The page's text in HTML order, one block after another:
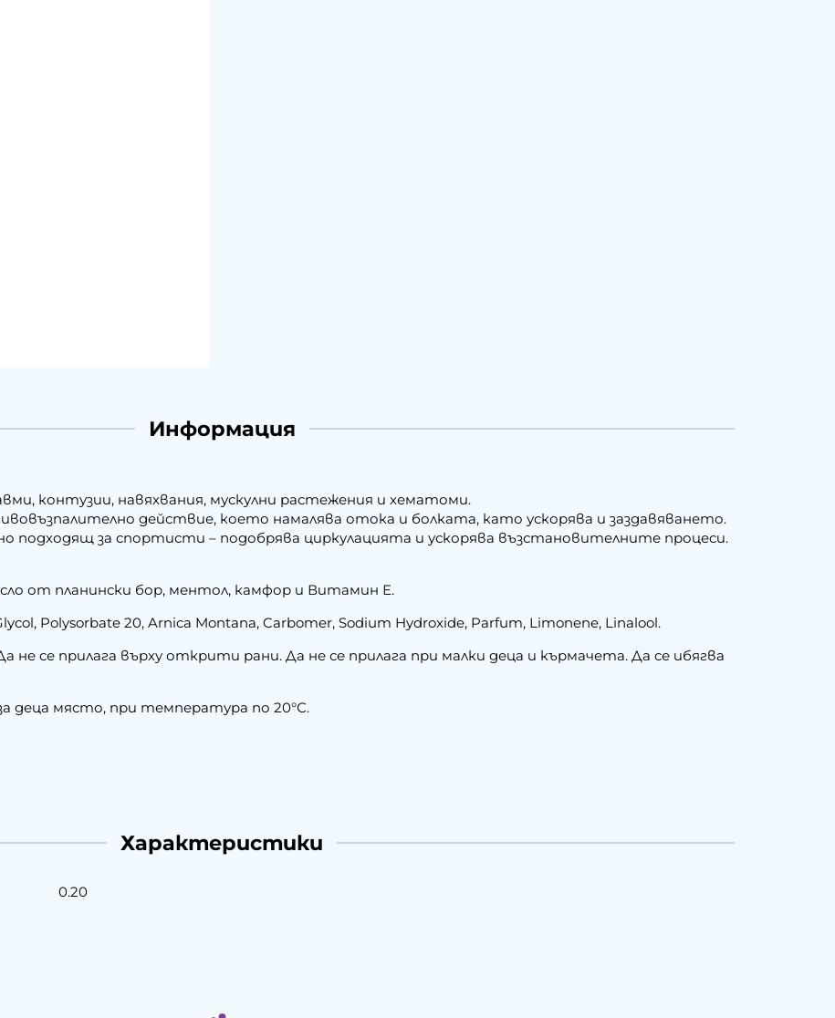
Информация
контузии, навяхвания, мускулни растежения и хематоми.
действие, което намалява отока и болката, като ускорява и заздавяването.
подходящ за спортисти – подобрява циркулацията и ускорява възстановителните процеси.
от планински бор, ментол, камфор и Витамин Е.
Polysorbate 20, Arnica Montana, Carbomer, Sodium Hydroxide, Parfum, Limonene, Linalool.
не се прилага върху открити рани. Да не се прилага при малки деца и кърмачета. Да се ибягва
деца място, при температура по 20°С.
Характеристики
0.20